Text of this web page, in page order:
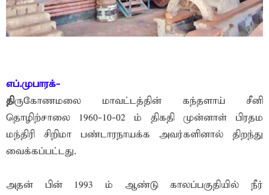
எப்.முபாரக்-
திருகோணமலை மாவட்டத்தின் கந்தளாய் சீனி
தொழிற்சாலை 1960-10-02 ம் திகதி முன்னாள் பிரதம
மந்திரி சிறிமா பண்டாரநாயக்க அவர்களினால் திறந்து
வைக்கப்பட்டது.
அதன் பின் 1993 ம் ஆண்டு காலப்பகுதியில் நீர்